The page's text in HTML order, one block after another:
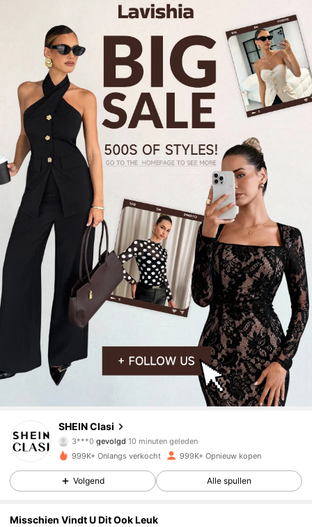
SHEIN Clasi
4.84 823K Volgers
s***lis aan het browsen
4.84
823K Volgers
999K+ Onlangs verkocht 999K+ Opnieuw kopen
Volgend Alle spullen
Misschien Vindt U Dit Ook Leuk